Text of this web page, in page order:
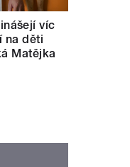
víc
na děti
Matějka